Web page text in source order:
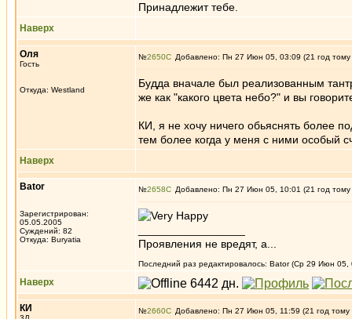
Принадлежит тебе.
Наверх
Оля
Гость
Откуда: Westland
№2650 Добавлено: Пн 27 Июн 05, 03:09 (21 год тому
Будда вначале был реализованным
же как "какого цвета небо?" и вы
КИ, я не хочу ничего обьяснять более
тем более когда у меня с ними особый
Наверх
Bator
Зарегистрирован:
05.05.2005
Суждений: 82
Откуда: Buryatia
№2658 Добавлено: Пн 27 Июн 05, 10:01 (21 год тому
Проявления не вредят, а...
Последний раз редактировалось: Bator (Ср 29 Июн 05,
Наверх
КИ №2660 Добавлено: Пн 27 Июн 05, 11:59 (21 год тому